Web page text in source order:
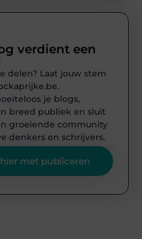
verdient een
delen? Laat jouw stem
je blogs,
breed publiek en sluit
groeiende community
denkers en schrijvers.
met publiceren